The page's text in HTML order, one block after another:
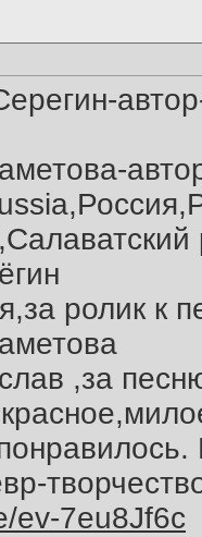
ролик к
,за
ev-7eu8Jf6c